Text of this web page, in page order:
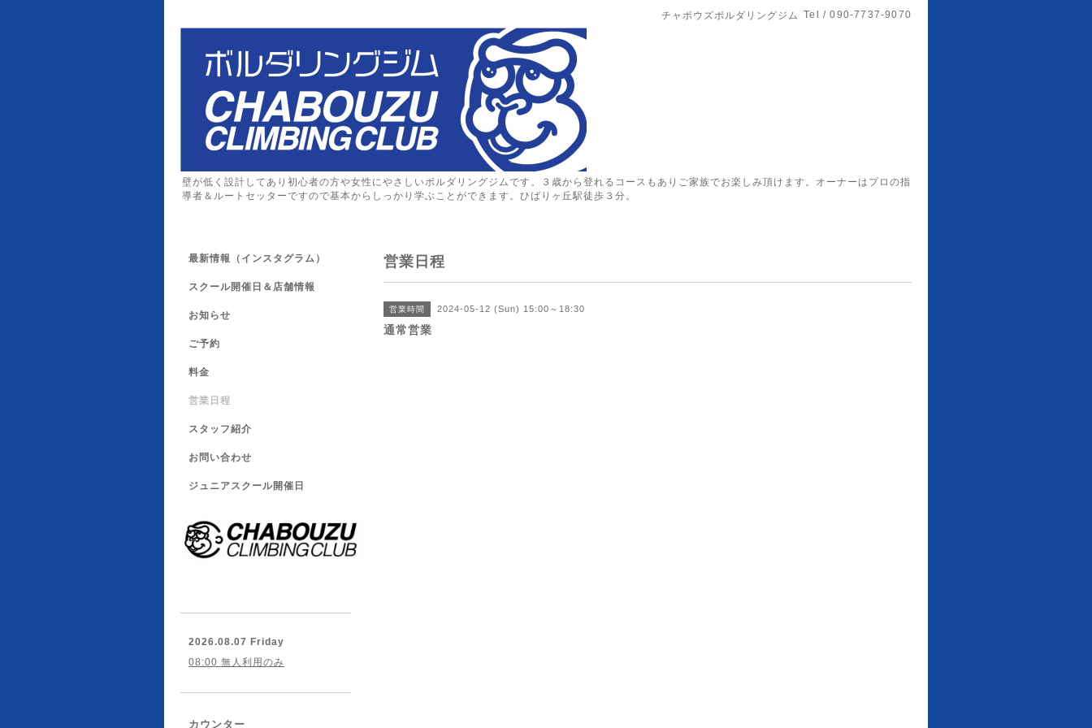
チャボウズボルダリングジム Tel / 090-7737-9070
壁が低く設計してあり初心者の方や女性にやさしいボルダリングジムです。３歳から登れるコースもありご家族でお楽しみ頂けます。オーナーはプロの指
導者＆ルートセッターですので基本からしっかり学ぶことができます。ひばりヶ丘駅徒歩３分。
営業日程
営業時間 2024-05-12 (Sun) 15:00～18:30
通常営業
最新情報（インスタグラム）
スクール開催日＆店舗情報
お知らせ
ご予約
料金
営業日程
スタッフ紹介
お問い合わせ
ジュニアスクール開催日
2026.08.07 Friday
08:00 無人利用のみ
カウンター